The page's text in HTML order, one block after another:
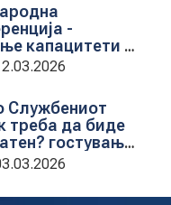
-
капацитети на
за обука
Службениот
треба да биде
гостување
во ЦУП
Иванова